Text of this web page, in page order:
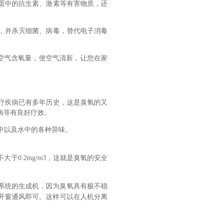
中的抗生素、激素等有害物质，还
并杀灭细菌、病毒，替代电子消毒
气含氧量，使空气清新，让您在家
疾病已有多年历史，这是臭氧的又
有良好疗效。
及水中的各种异味。
于0.2mg/m3，这就是臭氧的安全
统的生成机，因为臭氧具有极不稳
窗通风即可。这样可以在人机分离